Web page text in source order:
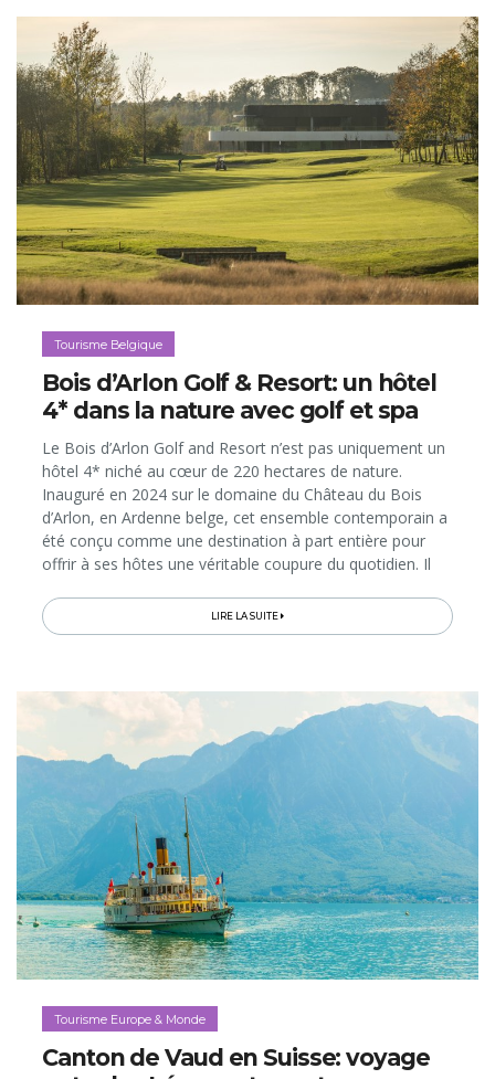
Tourisme Belgique
Bois d’Arlon Golf & Resort: un hôtel
4* dans la nature avec golf et spa
Le Bois d’Arlon Golf and Resort n’est pas uniquement un
hôtel 4* niché au cœur de 220 hectares de nature.
Inauguré en 2024 sur le domaine du Château du Bois
d’Arlon, en Ardenne belge, cet ensemble contemporain a
été conçu comme une destination à part entière pour
offrir à ses hôtes une véritable coupure du quotidien. Il
paysages environnants... LIRE LA SUITE
Tourisme Europe & Monde
Canton de Vaud en Suisse: voyage